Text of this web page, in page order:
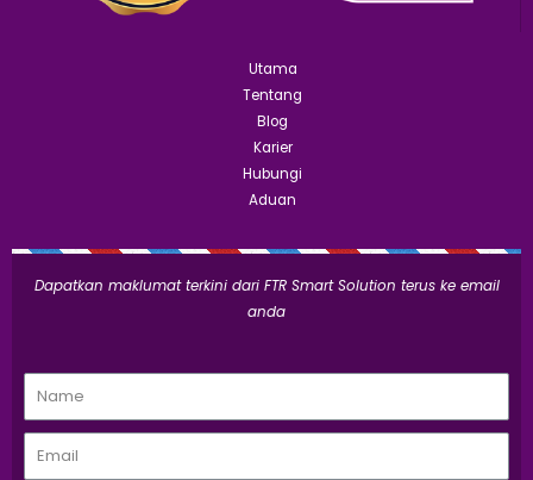
Utama
Tentang
Blog
Karier
Hubungi
Aduan
Dapatkan maklumat terkini dari FTR Smart Solution terus ke email
anda